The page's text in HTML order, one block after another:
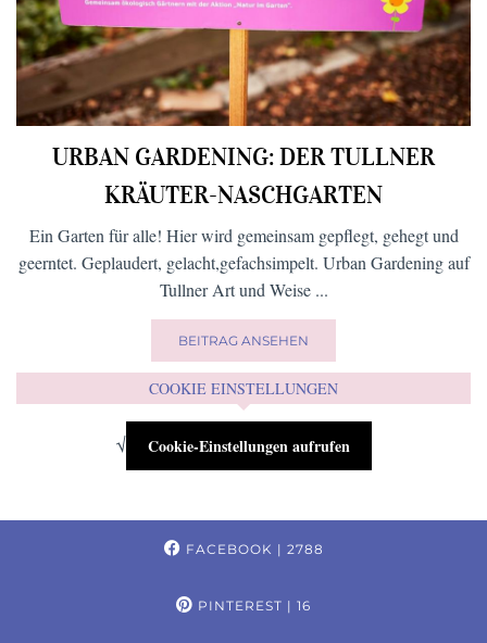
URBAN GARDENING: DER TULLNER
KRÄUTER-NASCHGARTEN
Ein Garten für alle! Hier wird gemeinsam gepflegt, gehegt und
geerntet. Geplaudert, gelacht,gefachsimpelt. Urban Gardening auf
Tullner Art und Weise ...
BEITRAG ANSEHEN
COOKIE EINSTELLUNGEN
√ Cookie-Einstellungen aufrufen
FACEBOOK | 2788
PINTEREST | 16